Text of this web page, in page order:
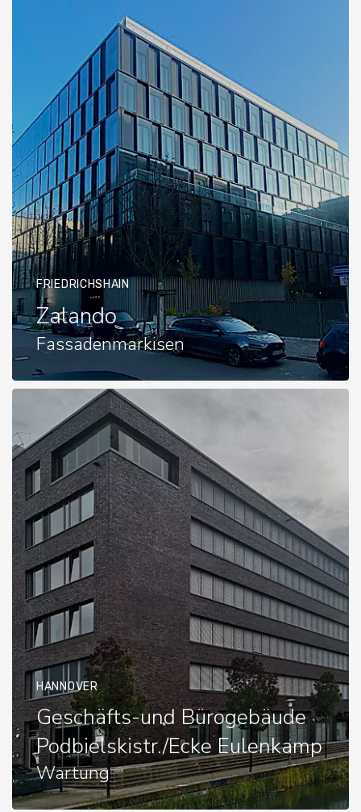
FRIEDRICHSHAIN
Zalando
Fassadenmarkisen
HANNOVER
Geschäfts-und Bürogebäude
Podbielskistr./Ecke Eulenkamp
Wartung